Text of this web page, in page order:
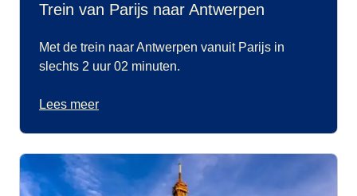
Trein van Parijs naar Antwerpen
Met de trein naar Antwerpen vanuit Parijs in
slechts 2 uur 02 minuten.
Lees meer